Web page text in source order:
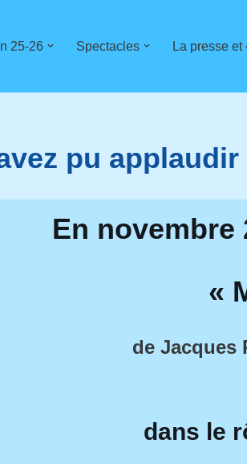
25-26 Spectacles La presse et
pu
En novembre
«
de Jacques
dans le